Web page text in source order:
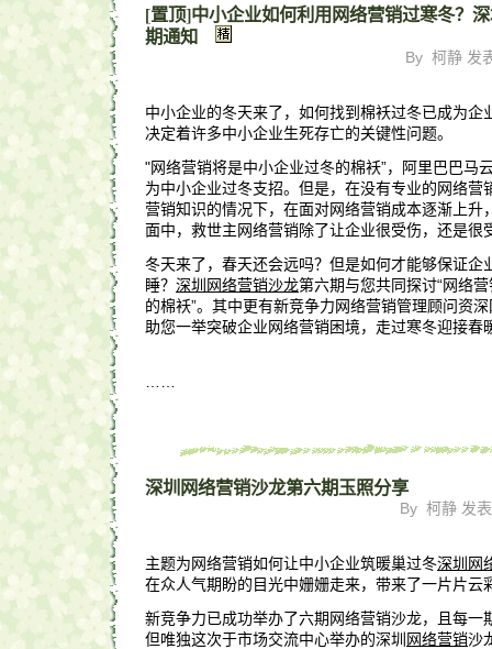
[置顶]中小企业如何利用网络营销过寒冬？
期通知
By 柯静 发
中小企业的冬天来了，如何找到棉袄过冬已成为企
决定着许多中小企业生死存亡的关键性问题。
"网络营销将是中小企业过冬的棉袄”，阿里巴巴马
为中小企业过冬支招。但是，在没有专业的网络营
营销知识的情况下，在面对网络营销成本逐渐上升
面中，救世主网络营销除了让企业很受伤，还是很
冬天来了，春天还会远吗？但是如何才能够保证企
睡？ 深圳网络营销沙龙第六期与您共同探讨“网络
的棉袄”。其中更有新竞争力网络营销管理顾问资
助您一举突破企业网络营销困境，走过寒冬迎接春
深圳网络营销沙龙第六期玉照分享
By 柯静 发
主题为网络营销如何让中小企业筑暖巢过冬深圳网
在众人气期盼的目光中姗姗走来，带来了一片片云
新竞争力已成功举办了六期网络营销沙龙，且每一
但唯独这次于市场交流中心举办的深圳 网络营销沙